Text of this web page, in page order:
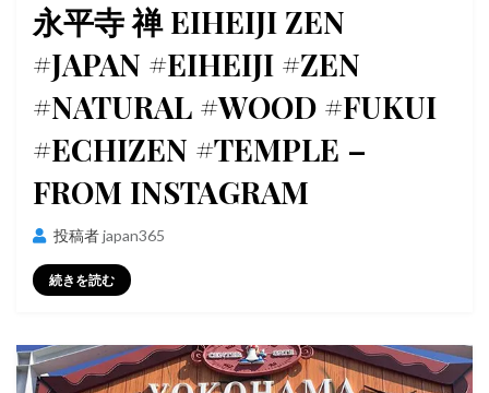
日:
永平寺 禅 EIHEIJI ZEN
#JAPAN #EIHEIJI #ZEN
#NATURAL #WOOD #FUKUI
#ECHIZEN #TEMPLE –
FROM INSTAGRAM
投稿者japan365
続きを読む